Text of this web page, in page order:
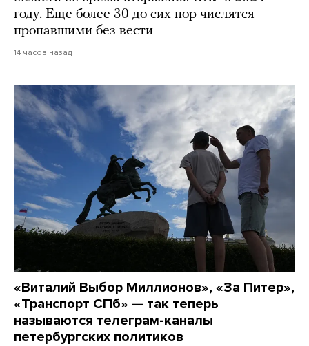
году. Еще более 30 до сих пор числятся
пропавшими без вести
14 часов назад
«Виталий Выбор Миллионов», «За Питер»,
«Транспорт СПб» — так теперь
называются телеграм-каналы
петербургских политиков